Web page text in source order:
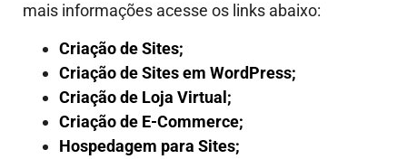
mais informações acesse os links abaixo:
Criação de Sites;
Criação de Sites em WordPress;
Criação de Loja Virtual;
Criação de E-Commerce;
Hospedagem para Sites;